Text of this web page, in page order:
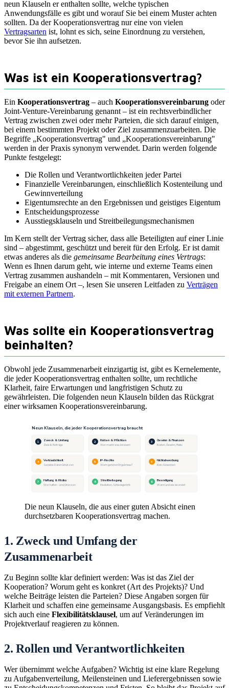
neun Klauseln er enthalten sollte, welche typischen
Anwendungsfälle es gibt und worauf Sie bei einem Muster achten
sollten. Da der Kooperationsvertrag nur eine von vielen
Vertragsarten ist, lohnt es sich, seine Einordnung zu verstehen,
bevor Sie ihn aufsetzen.
Was ist ein Kooperationsvertrag?
Ein Kooperationsvertrag – auch Kooperationsvereinbarung oder
Joint-Venture-Vereinbarung genannt – ist ein rechtsverbindlicher
Vertrag zwischen zwei oder mehr Parteien, die sich darauf einigen,
bei einem bestimmten Projekt oder Ziel zusammenzuarbeiten. Die
Begriffe „Kooperationsvertrag" und „Kooperationsvereinbarung"
werden in der Praxis synonym verwendet. Darin werden folgende
Punkte festgelegt:
Die Rollen und Verantwortlichkeiten jeder Partei
Finanzielle Vereinbarungen, einschließlich Kostenteilung und
Gewinnverteilung
Eigentumsrechte an den Ergebnissen und geistiges Eigentum
Entscheidungsprozesse
Ausstiegsklauseln und Streitbeilegungsmechanismen
Im Kern stellt der Vertrag sicher, dass alle Beteiligten auf einer Linie
sind – abgestimmt, geschützt und bereit für den Erfolg. Er ist damit
etwas anderes als die gemeinsame Bearbeitung eines Vertrags:
Wenn es Ihnen darum geht, wie interne und externe Teams einen
Vertrag zusammen aushandeln – mit Kommentaren, Versionen und
Freigabe an einem Ort –, lesen Sie unseren Leitfaden zu Verträgen
mit externen Partnern.
Was sollte ein Kooperationsvertrag
beinhalten?
Obwohl jede Zusammenarbeit einzigartig ist, gibt es Kernelemente,
die jeder Kooperationsvertrag enthalten sollte, um rechtliche
Klarheit, faire Erwartungen und langfristigen Schutz zu
gewährleisten. Die folgenden neun Klauseln bilden das Rückgrat
einer wirksamen Kooperationsvereinbarung.
Neun Klauseln, die jeder Kooperationsvertrag braucht
1 Zweck & Umfang
Ziele & Beiträge
2 Rollen & Pflichten
Wer macht was, bis wann
3 Gewinn & Finanzen
Kosten, Gewinn, Risiko
4 Vertraulichkeit
Sensible Daten schützen
5 IP-Rechte
Wem gehören Ergebnisse?
6 Nichtabwerbung
Kein Abwerben
7 Haftung & Risiko
Wer haftet – und Grenzen
8 Streitbeilegung
Mediation, Schiedsgericht
9 Beendigung
Wann und wie sie endet
Die neun Klauseln, die aus einer guten Absicht einen
durchsetzbaren Kooperationsvertrag machen.
1. Zweck und Umfang der
Zusammenarbeit
Zu Beginn sollte klar definiert werden: Was ist das Ziel der
Kooperation? Worum geht es konkret (Art des Projekts)? Und
welche Beiträge leisten die Parteien? Diese Angaben sorgen für
Klarheit und schaffen eine gemeinsame Ausgangsbasis. Es empfiehlt
sich auch eine Flexibilitätsklausel, um auf Veränderungen im
Projektverlauf reagieren zu können.
2. Rollen und Verantwortlichkeiten
Wer übernimmt welche Aufgaben? Wichtig ist eine klare Regelung
zu Aufgabenverteilung, Meilensteinen und Lieferergebnissen sowie